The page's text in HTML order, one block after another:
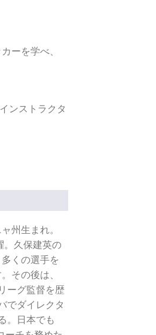
ーを学べ、
ンストラクタ
州生まれ。
。久保建英の
くの選手を
その後は、
ーグ監督を歴
でダイレクタ
。日本でも